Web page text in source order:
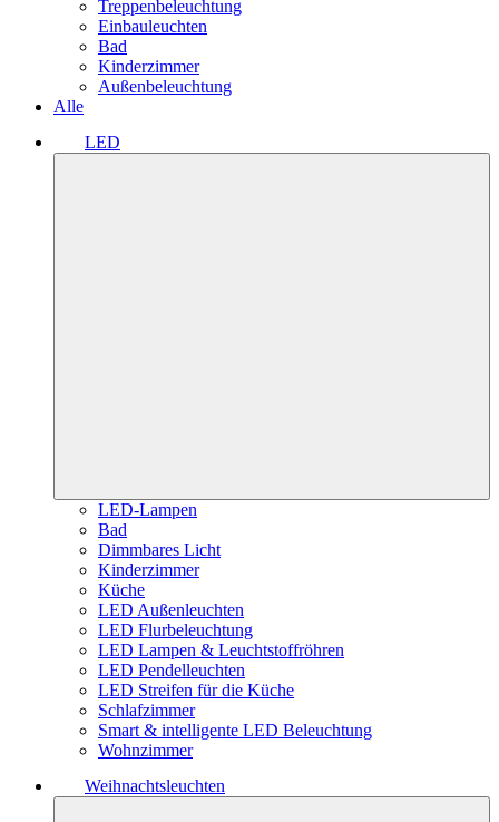
Treppenbeleuchtung
Einbauleuchten
Bad
Kinderzimmer
Außenbeleuchtung
Alle
LED
LED-Lampen
Bad
Dimmbares Licht
Kinderzimmer
Küche
LED Außenleuchten
LED Flurbeleuchtung
LED Lampen & Leuchtstoffröhren
LED Pendelleuchten
LED Streifen für die Küche
Schlafzimmer
Smart & intelligente LED Beleuchtung
Wohnzimmer
Weihnachtsleuchten